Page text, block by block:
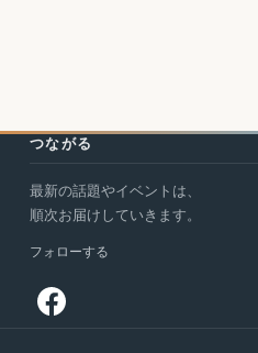
つながる
最新の話題やイベントは、
順次お届けしていきます。
フォローする